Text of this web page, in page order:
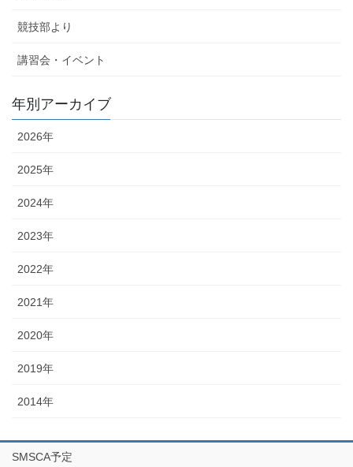
競技部より
講習会・イベント
年別アーカイブ
2026年
2025年
2024年
2023年
2022年
2021年
2020年
2019年
2014年
SMSCA予定